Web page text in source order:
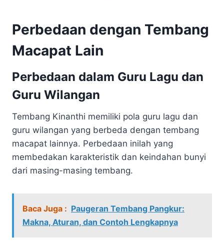
Perbedaan dengan Tembang
Macapat Lain
Perbedaan dalam Guru Lagu dan
Guru Wilangan
Tembang Kinanthi memiliki pola guru lagu dan
guru wilangan yang berbeda dengan tembang
macapat lainnya. Perbedaan inilah yang
membedakan karakteristik dan keindahan bunyi
dari masing-masing tembang.
Baca Juga : Paugeran Tembang Pangkur:
Makna, Aturan, dan Contoh Lengkapnya